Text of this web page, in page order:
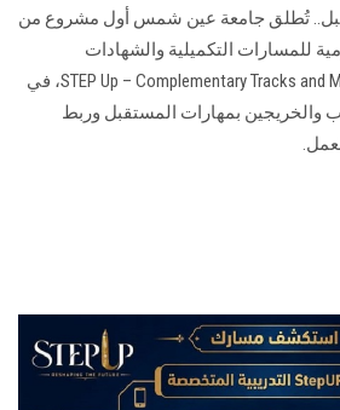
تُطلق جامعة عين شمس أول مشروع من
للمسارات التكميلية والشهادات
المصغرة STEP Up – Complementary Tracks and Micro-Credentials، في
والخريجين بمهارات المستقبل وربط